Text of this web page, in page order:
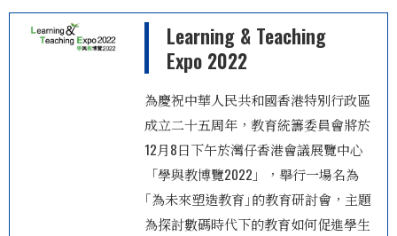
Learning & Teaching
Expo 2022
為慶祝中華人民共和國香港特別行政區
成立二十五周年，教育統籌委員會將於
12月8日下午於灣仔香港會議展覽中心
「學與教博覽2022」，舉行一場名為
｢為未來塑造教育｣的教育研討會，主題
為探討數碼時代下的教育如何促進學生